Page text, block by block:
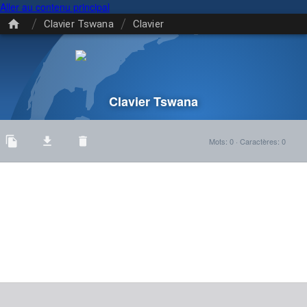
Aller au contenu principal
/ Clavier Tswana / Clavier
Clavier Tswana
Mots: 0· Caractères: 0